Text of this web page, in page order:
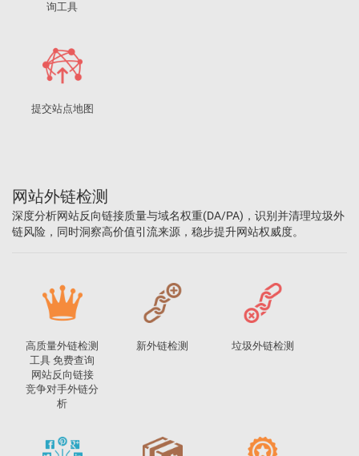
询工具
提交站点地图
网站外链检测
深度分析网站反向链接质量与域名权重(DA/PA)，识别并清理垃圾外
链风险，同时洞察高价值引流来源，稳步提升网站权威度。
高质量外链检测
工具 免费查询
网站反向链接
竞争对手外链分
析
新外链检测 垃圾外链检测